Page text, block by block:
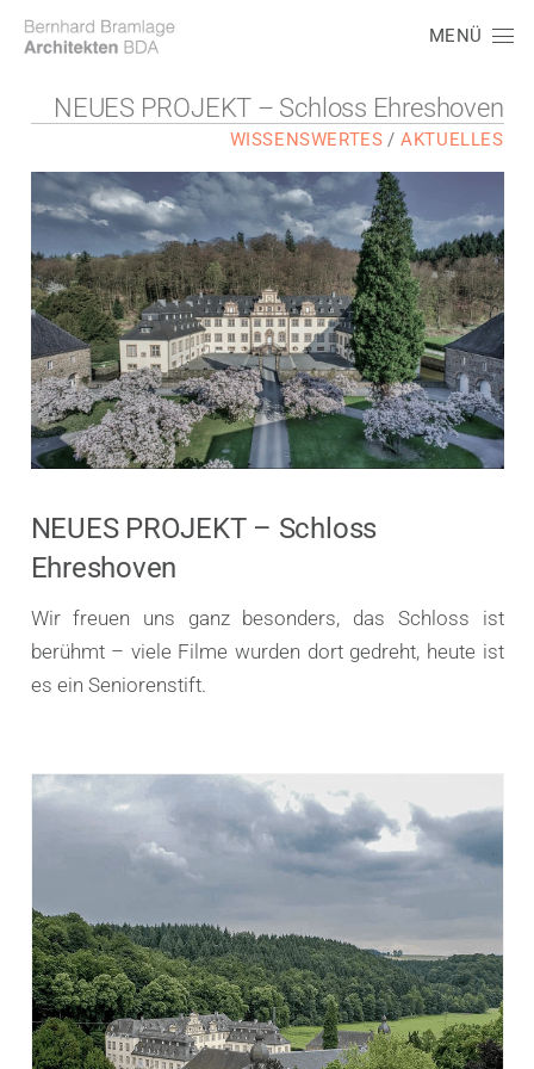
MENÜ
NEUES PROJEKT – Schloss Ehreshoven
WISSENSWERTES /AKTUELLES
NEUES PROJEKT – Schloss
Ehreshoven
Wir freuen uns ganz besonders, das Schloss ist
berühmt – viele Filme wurden dort gedreht, heute ist
es ein Seniorenstift.